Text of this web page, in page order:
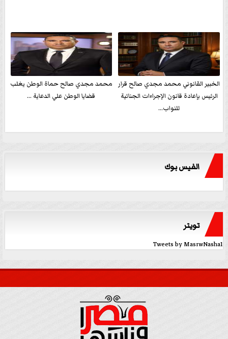
الخبير القانوني محمد مجدي صالح قرار
الرئيس بإعادة قانون الإجراءات الجنائية
للنواب...
محمد مجدي صالح حماة الوطن يغلب
قضايا الوطن علي الدعاية ...
الفيس بوك
تويتر
Tweets by MasrwNasha1